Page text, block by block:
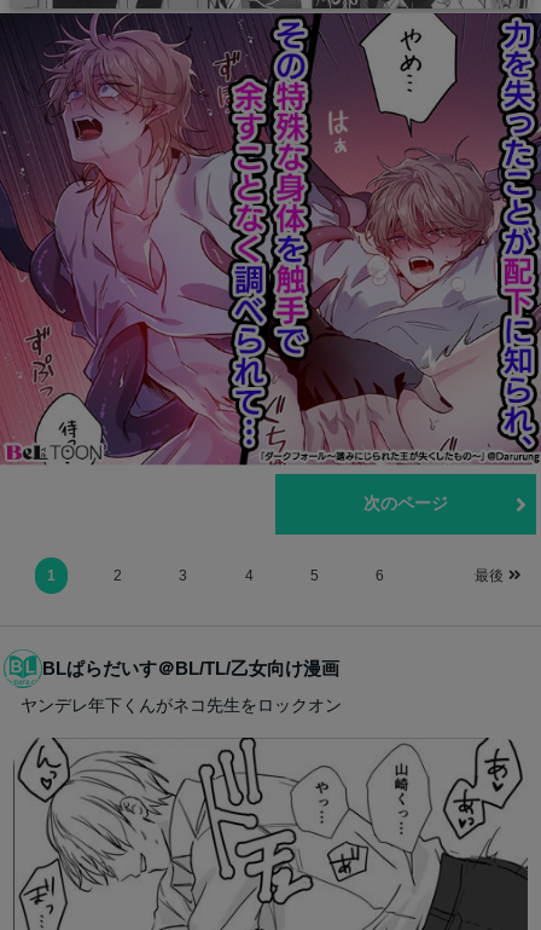
次のページ
1 2 3 4 5 6 最後
BLぱらだいす＠BL/TL/乙女向け漫画
ヤンデレ年下くんがネコ先生をロックオン